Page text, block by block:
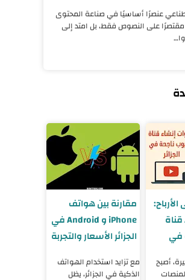
عنصرًا أساسيًا في صناعة المحتوى
على النصوص فقط، بل امتد إلى
في
أصبح
مقارنة بين هواتف
iPhone و Android في
الجزائر الأسعار والتجربة
مع تزايد استخدام الهواتف
الذكية في الجزائر، يظل